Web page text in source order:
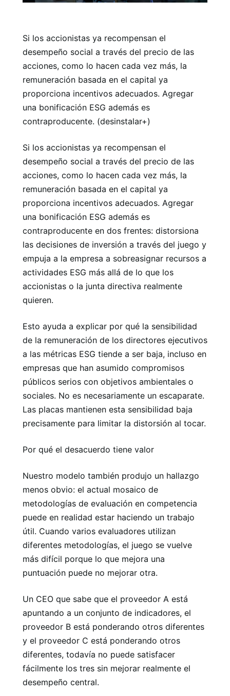
Si los accionistas ya recompensan el
desempeño social a través del precio de las
acciones, como lo hacen cada vez más, la
remuneración basada en el capital ya
proporciona incentivos adecuados. Agregar
una bonificación ESG además es
contraproducente. (desinstalar+)
Si los accionistas ya recompensan el
desempeño social a través del precio de las
acciones, como lo hacen cada vez más, la
remuneración basada en el capital ya
proporciona incentivos adecuados. Agregar
una bonificación ESG además es
contraproducente en dos frentes: distorsiona
las decisiones de inversión a través del juego y
empuja a la empresa a sobreasignar recursos a
actividades ESG más allá de lo que los
accionistas o la junta directiva realmente
quieren.
Esto ayuda a explicar por qué la sensibilidad
de la remuneración de los directores ejecutivos
a las métricas ESG tiende a ser baja, incluso en
empresas que han asumido compromisos
públicos serios con objetivos ambientales o
sociales. No es necesariamente un escaparate.
Las placas mantienen esta sensibilidad baja
precisamente para limitar la distorsión al tocar.
Por qué el desacuerdo tiene valor
Nuestro modelo también produjo un hallazgo
menos obvio: el actual mosaico de
metodologías de evaluación en competencia
puede en realidad estar haciendo un trabajo
útil. Cuando varios evaluadores utilizan
diferentes metodologías, el juego se vuelve
más difícil porque lo que mejora una
puntuación puede no mejorar otra.
Un CEO que sabe que el proveedor A está
apuntando a un conjunto de indicadores, el
proveedor B está ponderando otros diferentes
y el proveedor C está ponderando otros
diferentes, todavía no puede satisfacer
fácilmente los tres sin mejorar realmente el
desempeño central.